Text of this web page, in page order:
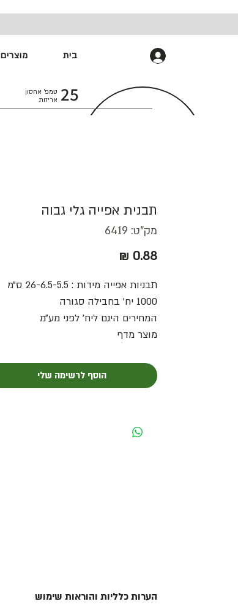
בית מוצרים
25 טמפ׳ אחסון
אריזות
תבנית אפייה גלי גבוה
מק"ט: 6419
תבניות אפייה מידות : 26-6.5-5.5 ס״מ
1000 יח׳ בחבילה סגורה
המחירים הינם ליח׳ לפני מע״מ
מוצר מדף
הוסף לרשימה שלי
הערות כלליות והוראות שימוש